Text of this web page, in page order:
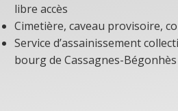
libre accès
Cimetière, caveau provisoire,
Service d’assainissement
bourg de Cassagnes-Bégonhès